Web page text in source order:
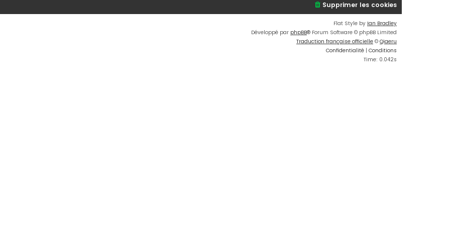
Supprimer les cookies
Flat Style by Ian Bradley
Développé par phpBB® Forum Software © phpBB Limited
Traduction française officielle © Qiaeru
Confidentialité | Conditions
Time: 0.042s